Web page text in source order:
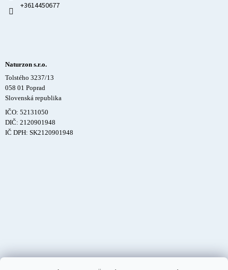
+3614450677
Naturzon s.r.o.
Tolstého 3237/13
058 01 Poprad
Slovenská republika
IČO: 52131050
DIČ: 2120901948
IČ DPH: SK2120901948